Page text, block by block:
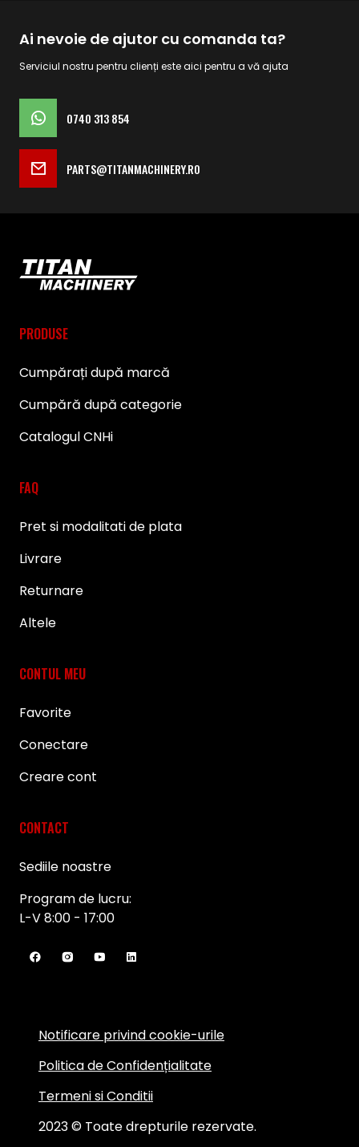
Ai nevoie de ajutor cu comanda ta?
Serviciul nostru pentru clienți este aici pentru a vă ajuta
0740 313 854
PARTS@TITANMACHINERY.RO
PRODUSE
Cumpărați după marcă
Cumpără după categorie
Catalogul CNHi
FAQ
Pret si modalitati de plata
Livrare
Returnare
Altele
CONTUL MEU
Favorite
Conectare
Creare cont
CONTACT
Sediile noastre
Program de lucru:
L-V 8:00 - 17:00
2023 © Toate drepturile rezervate.
Notificare privind cookie-urile
Politica de Confidențialitate
Termeni si Conditii